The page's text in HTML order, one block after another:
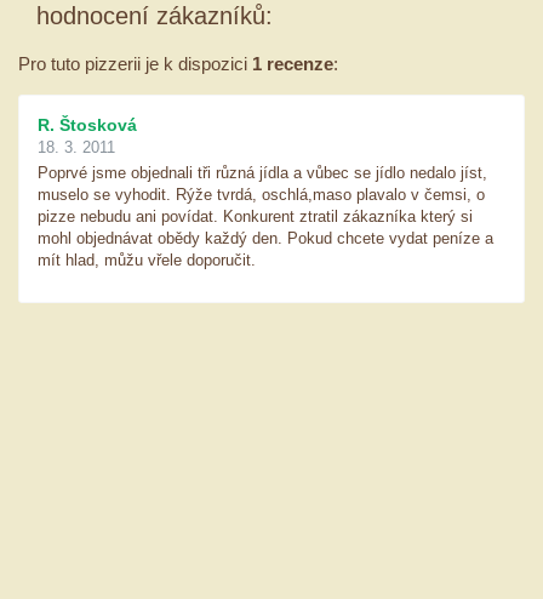
hodnocení zákazníků:
Pro tuto pizzerii je k dispozici 1 recenze:
R. Štosková
18. 3. 2011
Poprvé jsme objednali tři různá jídla a vůbec se jídlo nedalo jíst,
muselo se vyhodit. Rýže tvrdá, oschlá,maso plavalo v čemsi, o
pizze nebudu ani povídat. Konkurent ztratil zákazníka který si
mohl objednávat obědy každý den. Pokud chcete vydat peníze a
mít hlad, můžu vřele doporučit.